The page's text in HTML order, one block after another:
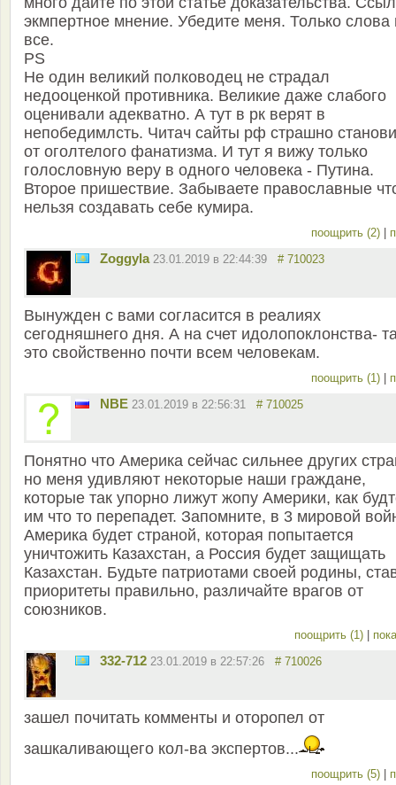
экмпертное мнение. Убедите меня. Только слова
все.
PS
Не один великий полководец не страдал
недооценкой противника. Великие даже слабого
оценивали адекватно. А тут в рк верят в
непобедимлсть. Читач сайты рф страшно
от оголтелого фанатизма. И тут я вижу только
голословную веру в одного человека - Путина.
Второе пришествие. Забываете православные
нельзя создавать себе кумира.
поощрить (2)
Zoggyla 23.01.2019 в 22:44:39 # 710023
Вынужден с вами согласится в реалиях
сегодняшнего дня. А на счет идолопоклонства-
это свойственно почти всем человекам.
поощрить (1)
NBE 23.01.2019 в 22:56:31 # 710025
Понятно что Америка сейчас сильнее других
но меня удивляют некоторые наши граждане,
которые так упорно лижут жопу Америки, как
им что то перепадет. Запомните, в 3 мировой
Америка будет страной, которая попытается
уничтожить Казахстан, а Россия будет защищать
Казахстан. Будьте патриотами своей родины,
приоритеты правильно, различайте врагов от
союзников.
поощрить (1)
332-712 23.01.2019 в 22:57:26 # 710026
зашел почитать комменты и оторопел от
зашкаливающего кол-ва экспертов...
поощрить (5)